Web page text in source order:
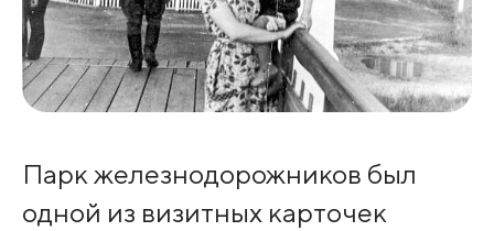
Парк железнодорожников был
одной из визитных карточек